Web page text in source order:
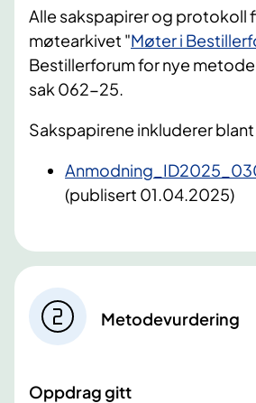
Alle sakspapirer og protokoll
møtearkivet "Møter i
Bestillerforum for nye
sak 062-25.
Sakspapirene inkluderer
(publisert 01.04.2025)
Metodevurdering
Oppdrag gitt